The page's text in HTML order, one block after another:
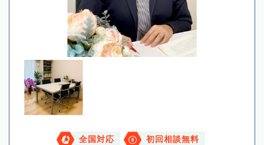
全国対応 初回相談無料